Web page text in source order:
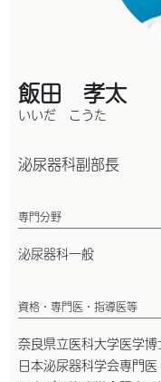
飯田 孝太
いいだ こうた
泌尿器科副部長
専門分野
泌尿器科一般
資格・専門医・指導医等
奈良県立医科大学医学博
日本泌尿器科学会専門